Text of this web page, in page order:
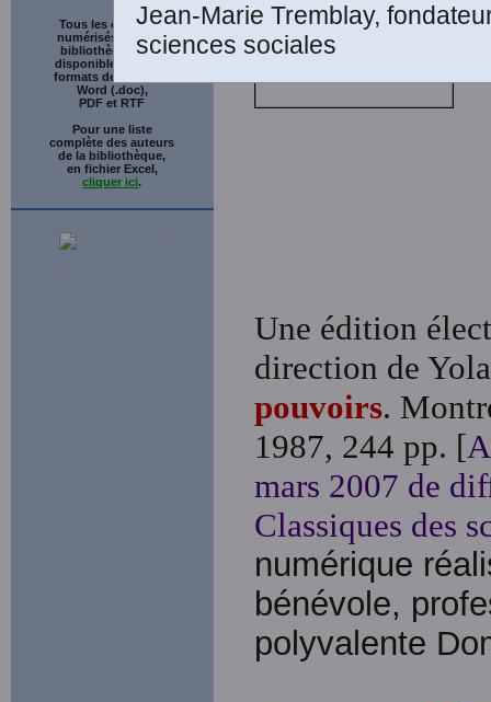
Tous les ouvrages
numérisés de cette
bibliothèque sont
disponibles en trois
formats de fichiers :
Word (.doc),
PDF et RTF
Pour une liste
complète des auteurs
de la bibliothèque,
en fichier Excel,
cliquer ici.
Une édition
direction de
pouvoirs.
1987, 244 pp. [
mars 2007 de
Classiques des
numérique
bénévole,
polyvalente
Jean-Marie Tremblay,
sciences sociales